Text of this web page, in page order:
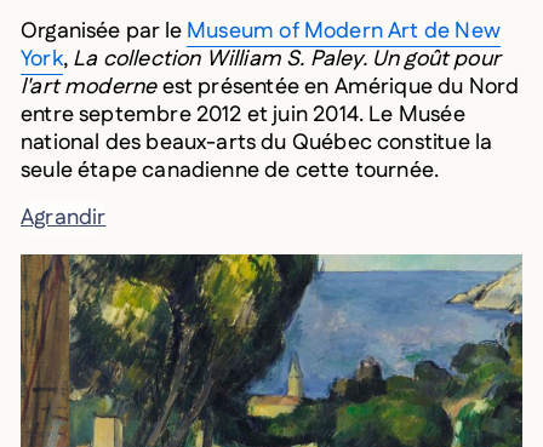
Organisée par leMuseum of Modern Art de New
York,La collection William S. Paley. Un goût pour
l'art moderneest présentée en Amérique du Nord
entre septembre 2012 et juin 2014. Le Musée
national des beaux-arts du Québec constitue la
seule étape canadienne de cette tournée.
Agrandir